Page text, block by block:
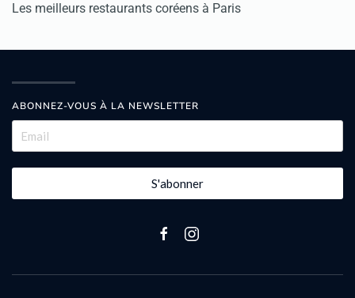
Les meilleurs restaurants coréens à Paris
ABONNEZ-VOUS À LA NEWSLETTER
S'abonner